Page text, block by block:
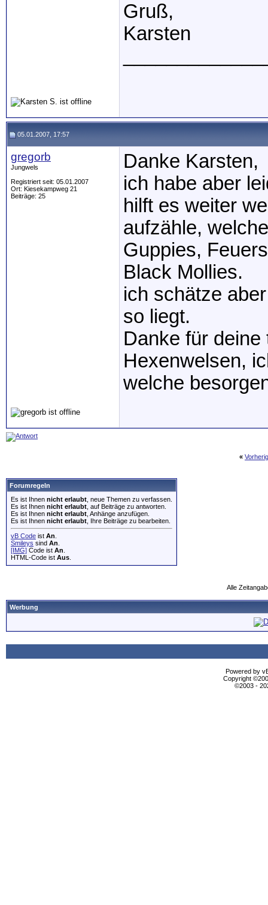
Gruß,
Karsten
05.01.2007, 17:57
gregorb
Jungwels
Registriert seit: 05.01.2007
Ort: Kiesekampweg 21
Beiträge: 25
Danke Karsten,
ich habe aber
hilft es weiter
aufzähle,
Guppies,
Black Mollies.
ich schätze
so liegt.
Danke für
Hexenwelsen,
welche
«
Forumregeln
Es ist Ihnen nicht erlaubt , neue Themen zu verfassen.
Es ist Ihnen nicht erlaubt , auf Beiträge zu antworten.
Es ist Ihnen nicht erlaubt , Anhänge anzufügen.
Es ist Ihnen nicht erlaubt , Ihre Beiträge zu bearbeiten.
vB Code ist An
Smileys sind An
[IMG] Code ist An
HTML-Code ist Aus
Alle
Werbung
Powered by
Copyright
©2003 -